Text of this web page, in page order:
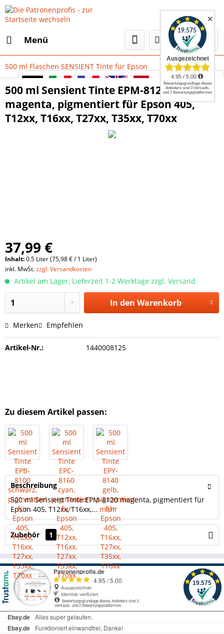
Menü
Select Language▼
500 ml Flaschen SENSIENT Tinte für Epson
500 ml Sensient Tinte EPM-8120
magenta, pigmentiert für Epson 405,
T12xx, T16xx, T27xx, T35xx, T70xx
37,99 €
Inhalt:0.5 Liter (75,98 € / 1 Liter)
inkl. MwSt.zzgl. Versandkosten
Artikel am Lager, Lieferzeit 1-2 Werktage zzgl. Versand
In den Warenkorb
Merken Empfehlen
Artikel-Nr.: 1440008125
Zu diesem Artikel passen:
Beschreibung
500 ml Sensient Tinte EPM-8120 magenta, pigmentiert für
Epson 405, T12xx, T16xx,... mehr
Zubehör 1
✕